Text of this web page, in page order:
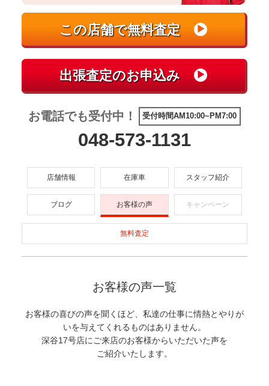
お電話でも受付中！ 受付時間AM10:00~PM7:00
048-573-1131
店舗情報 在庫車 スタッフ紹介
ブログ お客様の声 キャンペーン
無料査定
お客様の声一覧
お客様の喜びの声を聞くほど、私達の仕事に情熱とやりが
いを与えてくれるものはありません。
深谷17号店にご来店のお客様からいただいた声を
ご紹介いたします。